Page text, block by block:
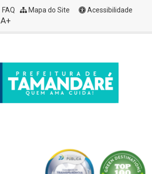
FAQ Mapa do Site
Acessibilidade
A+